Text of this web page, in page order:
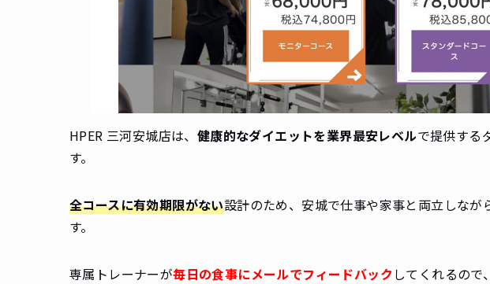
HPER 三河安城店は、 健康的なダイエットを業界最安レベルで提供する
す。
全コースに有効期限がない設計のため、安城で仕事や家事と両立しなが
す。
専属トレーナーが毎日の食事にメールでフィードバックしてくれるので